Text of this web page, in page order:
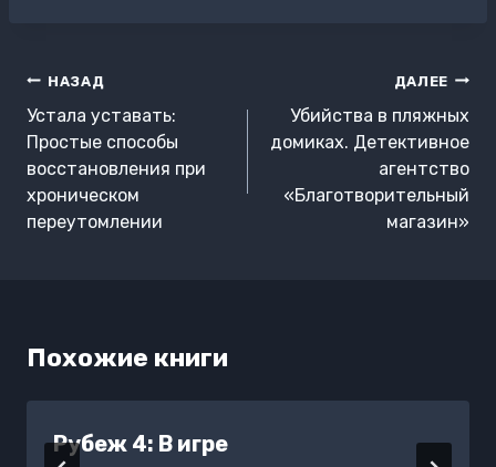
Навигация
по
записям
НАЗАД
Устала уставать:
Простые способы
восстановления при
хроническом
переутомлении
ДАЛЕЕ
Убийства в пляжных
домиках. Детективное
агентство
«Благотворительный
магазин»
Похожие книги
Рубеж 4: В игре